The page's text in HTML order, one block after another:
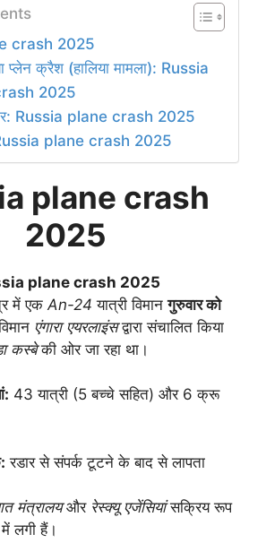
crash 2025
प्लेन क्रैश (हालिया मामला): Russia
2025
Russia plane crash 2025
plane crash 2025
plane crash
2025
plane crash 2025
में एक An-24 यात्री विमानगुरुवार को
एंगारा एयरलाइंसद्वारा संचालित किया
कस्बेकी ओर जा रहा था।
43 यात्री (5 बच्चे सहित) और 6 क्रू
रडार से संपर्क टूटने के बाद से लापता
मंत्रालयऔर रेस्क्यू एजेंसियांसक्रिय रूप
लगी हैं।